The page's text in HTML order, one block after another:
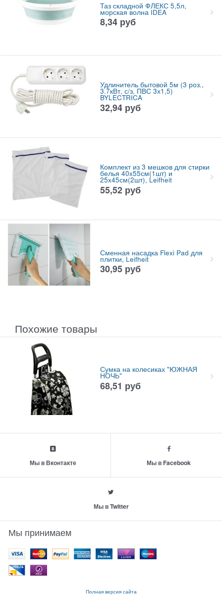
Таз складной ФЛЕКС 5,5л,
морская волна IDEA
8,34 руб
Удлинитель бытовой 5м (3 роз.,
3.7кВт, с/з, ПВС 3х1,5)
BYLECTRICA
32,94 руб
Комплект из 3 мешков для стирки
белья 40x55см(1шт) и
25x45см(2шт), Leifheit
55,52 руб
Сменная насадка Flexi Pad для
плитки, Leifheit
30,95 руб
Похожие товары
Сумка на колесиках "ЮЖНАЯ
НОЧЬ"
68,51 руб
Мы в Вконтакте Мы в Facebook
Мы в Twitter
Мы принимаем
Полная версия сайта